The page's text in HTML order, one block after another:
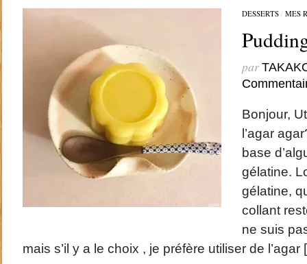
DESSERTS/ MES
par
Bonjour,
l’agar
base
gélatine.
gélatine,
collant
ne suis
mais s’il y a le choix , je préfère utiliser de